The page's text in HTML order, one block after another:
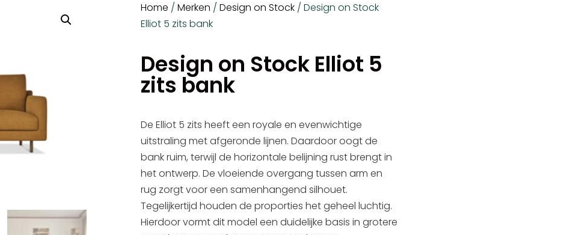
Home / Merken / Design on Stock / Design on Stock
Elliot 5 zits bank
Design on Stock Elliot 5
zits bank
De Elliot 5 zits heeft een royale en evenwichtige
uitstraling met afgeronde lijnen. Daardoor oogt de
bank ruim, terwijl de horizontale belijning rust brengt in
het ontwerp. De vloeiende overgang tussen arm en
rug zorgt voor een samenhangend silhouet.
Tegelijkertijd houden de proporties het geheel luchtig.
Hierdoor vormt dit model een duidelijke basis in grotere